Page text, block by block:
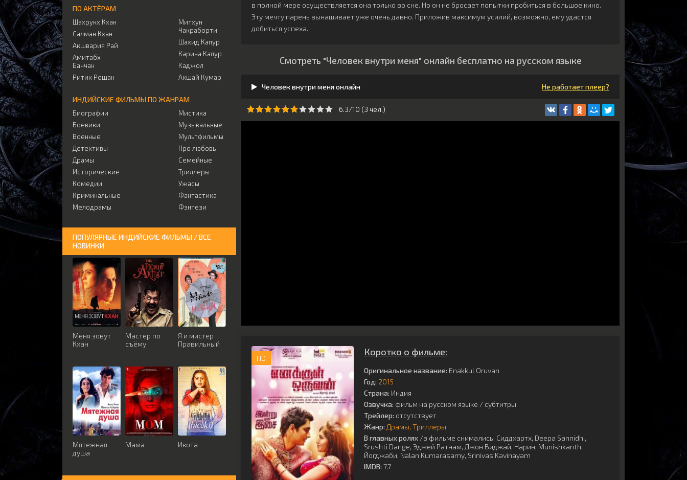
в полной мере осуществляется она только во сне. Но он не бросает попытки пробиться в большое кино.
Эту мечту парень вынашивает уже очень давно. Приложив максимум усилий, возможно, ему удастся
добиться успеха.
Смотреть "Человек внутри меня" онлайн бесплатно на русском языке
Человек внутри меня онлайн Не работает плеер?
6.3/10 (3 чeл.)
HD
Коротко о фильме:
Оригинальное название: Enakkul Oruvan
Год: 2015
Страна: Индия
Озвучка: фильм на русском языке / субтитры
Трейлер: отсутствует
Жанр: Драмы Триллеры
В главных ролях /в фильме снимались: Сиддхартх, Deepa Sannidhi,
Srushti Dange, Эджей Ратнам, Джон Виджай, Нарин, Munishkanth,
Йогджаби, Nalan Kumarasamy, Srinivas Kavinayam
IMDB: 7.7
ПО АКТЁРАМ
Шахрукх Кхан
Салман Кхан
Акшвария Рай
Амитабх
Баччан
Ритик Рошан
Митхун
Чакраборти
Шахид Капур
Карина Капур
Каджол
Акшай Кумар
ИНДИЙСКИЕ ФИЛЬМЫ ПО ЖАНРАМ
Биографии
Боевики
Военные
Детективы
Драмы
Исторические
Комедии
Криминальные
Мелодрамы
Мистика
Музыкальные
Мультфильмы
Про любовь
Семейные
Триллеры
Ужасы
Фантастика
Фэнтези
ПОПУЛЯРНЫЕ ИНДИЙСКИЕ ФИЛЬМЫ / ВСЕ
НОВИНКИ
Меня зовут
Кхан
Мастер по
съёму
Я и мистер
Правильный
Мятежная
душа
Мама Икота